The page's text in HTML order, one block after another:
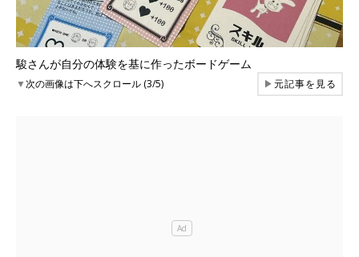
駿さんが自分の体験を基に作ったボードゲーム
▼次の画像は下へスクロール (3/5) ▶元記事を見る